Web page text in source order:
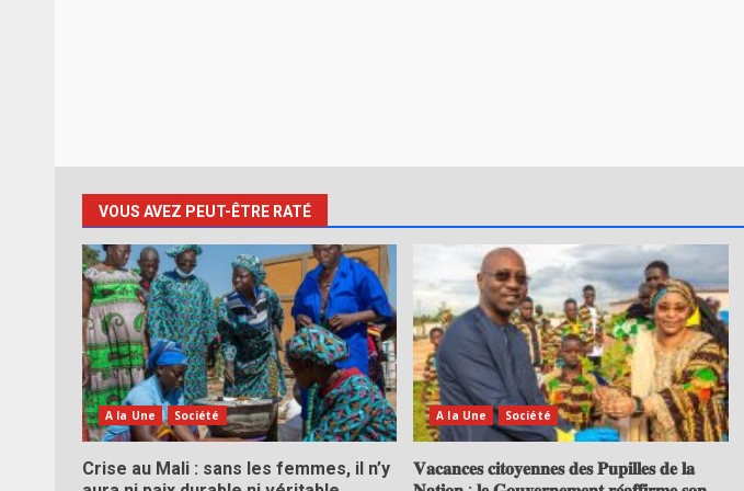
VOUS AVEZ PEUT-ÊTRE RATÉ
A la Une Société
Crise au Mali : sans les femmes, il n’y
A la Une Société
𝐕𝐚𝐜𝐚𝐧𝐜𝐞𝐬 𝐜𝐢𝐭𝐨𝐲𝐞𝐧𝐧𝐞𝐬 𝐝𝐞𝐬 𝐏𝐮𝐩𝐢𝐥𝐥𝐞𝐬 𝐝𝐞 𝐥𝐚